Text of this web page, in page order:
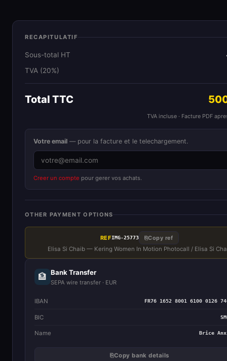
RECAPITULATIF
Sous-total HT
TVA (20%)
Total TTC
TVA incluse · Facture PDF
Votre email — pour la facture et le telechargement.
Creer un compte pour gerer vos achats.
OTHER PAYMENT OPTIONS
REFIMG-25773 ⎘Copy ref
Elisa Si Chaib — Kering Women In Motion Photocall / Elisa Si
🏦 Bank Transfer
SEPA wire transfer · EUR
IBAN FR76 1652 8001 6100 0126
BIC
Name Brice
⎘Copy bank details